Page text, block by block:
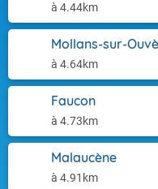
à 4.44km
Mollans-sur-
à 4.64km
Faucon
à 4.73km
Malaucène
à 4.91km